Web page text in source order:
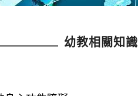
幼教相關知識